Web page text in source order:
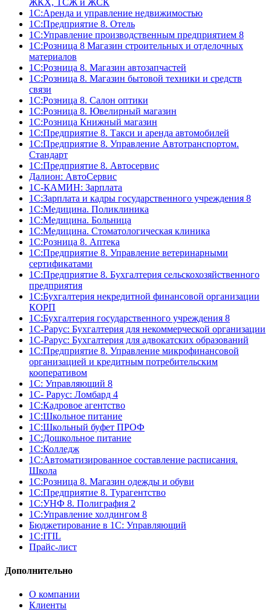
1С:Аренда и управление недвижимостью
1С:Предприятие 8. Отель
1C:Управление производственным предприятием 8
1С:Розница 8 Магазин строительных и отделочных
материалов
1С:Розница 8. Магазин автозапчастей
1С:Розница 8. Магазин бытовой техники и средств
связи
1С:Розница 8. Салон оптики
1С:Розница 8. Ювелирный магазин
1С:Розница Книжный магазин
1C:Предприятие 8. Такси и аренда автомобилей
1С:Предприятие 8. Управление Автотранспортом.
Стандарт
1C:Предприятие 8. Автосервис
Далион: АвтоСервис
1С-КАМИН: Зарплата
1С:Зарплата и кадры государственного учреждения 8
1С:Медицина. Поликлиника
1С:Медицина. Больница
1С:Медицина. Стоматологическая клиника
1С:Розница 8. Аптека
1C:Предприятие 8. Управление ветеринарными
сертификатами
1С:Предприятие 8. Бухгалтерия сельскохозяйственного
предприятия
1C:Бухгалтерия некредитной финансовой организации
КОРП
1С:Бухгалтерия государственного учреждения 8
1С-Рарус: Бухгалтерия для некоммерческой организации
1С-Рарус: Бухгалтерия для адвокатских образований
1С:Предприятие 8. Управление микрофинансовой
организацией и кредитным потребительским
кооперативом
1С: Управляющий 8
1С- Рарус: Ломбард 4
1С:Кадровое агентство
1С:Школьное питание
1С:Школьный буфет ПРОФ
1C:Дошкольное питание
1С:Колледж
1С:Автоматизированное составление расписания.
Школа
1С:Розница 8. Магазин одежды и обуви
1С:Предприятие 8. Турагентство
1С:УНФ 8. Полиграфия 2
1С:Управление холдингом 8
Бюджетирование в 1С: Управляющий
1С:ITIL
Прайс-лист
Дополнительно
О компании
Клиенты